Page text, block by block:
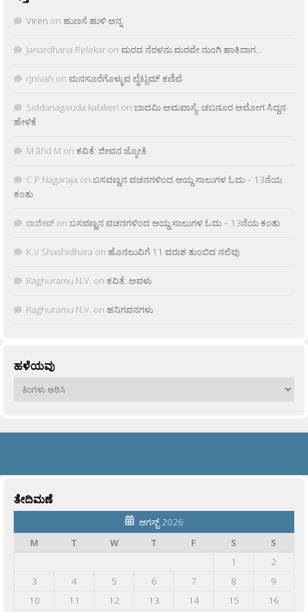
Viren on ಹುಣಸೆ ಹುಳಿ ಅನ್ನ
Janardhana Relekar on ಮರದ ನೆರಳನು ಮರವೇ ನುಂಗಿ ಹಾಕಿದಾಗ…
rjnivah on ಮನಸೂರೆಗೊಳ್ಳುವ ಲೈಟ್ಲಮ್ ಕಣಿವೆ
Siddanagouda kalakeri on ಬಾದಮಿ ಅಮವಾಸ್ಯೆ: ಚಬನೂರ ಅಮೋಗ ಸಿದ್ದನ
ಹೇಳಿಕೆ
M âñd M on ಕವಿತೆ: ಜೀವನ ಜ್ಯೋತಿ
C.P.Nagaraja on ಬಸವಣ್ಣನ ವಚನಗಳಿಂದ ಆಯ್ದ ಸಾಲುಗಳ ಓದು – 13ನೆಯ
ಕಂತು
ರಾಜೀವ್ on ಬಸವಣ್ಣನ ವಚನಗಳಿಂದ ಆಯ್ದ ಸಾಲುಗಳ ಓದು – 13ನೆಯ ಕಂತು
K.V Shashidhara on ಹೊನಲುವಿಗೆ 11 ವರುಶ ತುಂಬಿದ ನಲಿವು
Raghuramu N.V. on ಕವಿತೆ: ಅವಳು
Raghuramu N.V. on ಹನಿಗವನಗಳು
ಹಳೆಯವು
ಹಳೆಯವು
ತೇದಿಮಣೆ
ಆಗಸ್ಟ್ 2026
M
T W T F S
S
1
2
3
4 5 6 7 8
9
10
11 12 13 14 15
16